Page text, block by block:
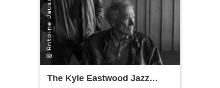
The Kyle Eastwood Jazz